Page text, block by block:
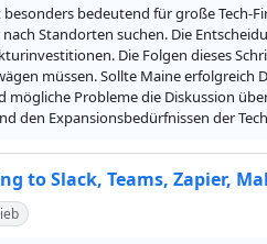
bedeutend für große Tech-
Standorten suchen. Die
Die Folgen dieses
müssen. Sollte Maine erfolgreich
Probleme die Diskussion
den Expansionsbedürfnissen der
to Slack, Teams, Zapier,